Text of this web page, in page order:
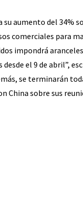
su aumento del 34%
comerciales para
impondrá
el 9 de abril”,
se terminarán
China sobre sus